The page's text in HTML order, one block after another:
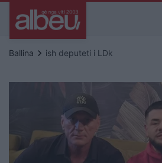
Ballina keyboard_arrow_right ish deputeti i LDk